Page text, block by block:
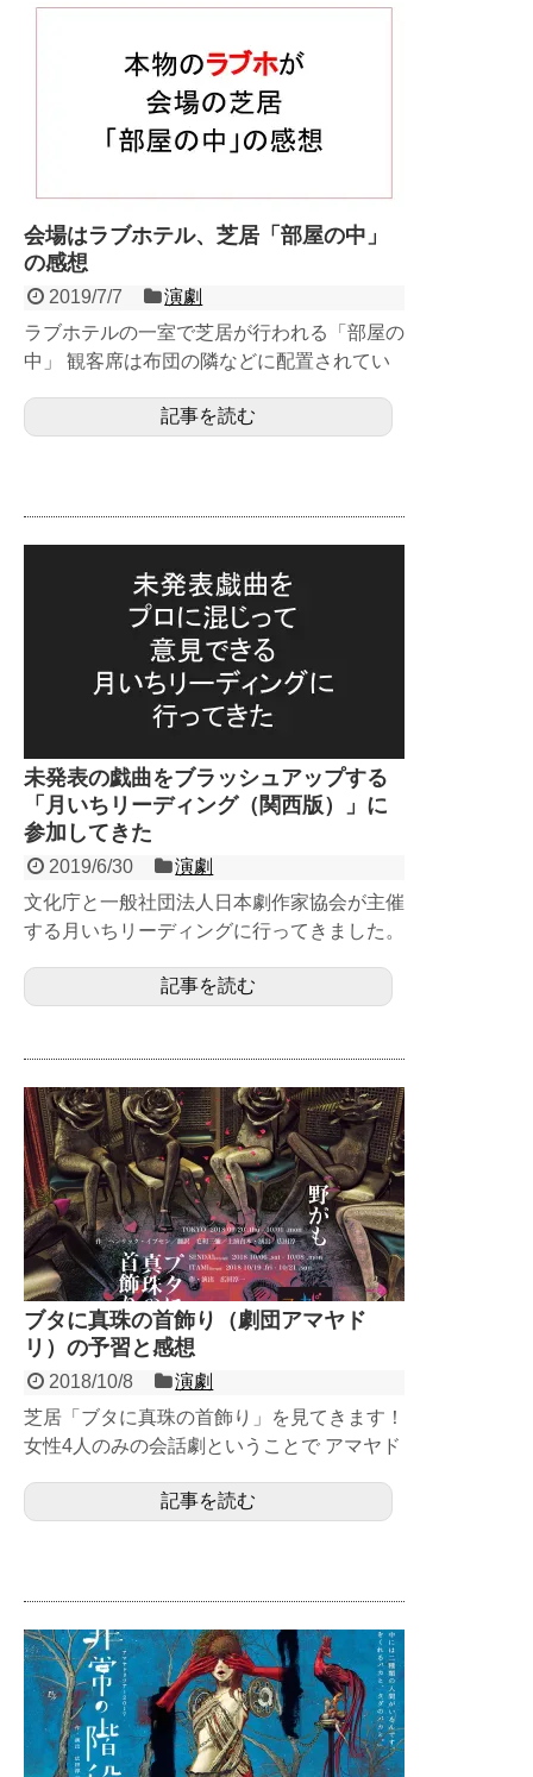
会場はラブホテル、芝居「部屋の中」
の感想
2019/7/7
演劇
ラブホテルの一室で芝居が行われる「部屋の
中」 観客席は布団の隣などに配置されてい
記事を読む
未発表の戯曲をブラッシュアップする
「月いちリーディング（関西版）」に
参加してきた
2019/6/30
演劇
文化庁と一般社団法人日本劇作家協会が主催
する月いちリーディングに行ってきました。
記事を読む
ブタに真珠の首飾り（劇団アマヤド
リ）の予習と感想
2018/10/8
演劇
芝居「ブタに真珠の首飾り」を見てきます！
女性4人のみの会話劇ということで アマヤド
記事を読む